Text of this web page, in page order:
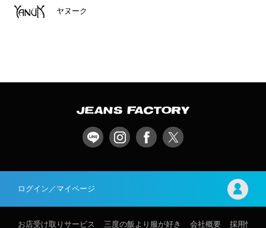
ヤヌーク
ログイン／マイページ
お店受け取りサービス 三度の飯より服が好き 会社概要 採用情報